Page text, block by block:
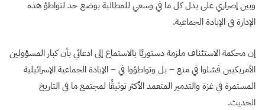
وبين إصراري على بذل كل ما في وسعي للمطالبة بوضع حد لتواطؤ هذه
الإدارة في الإبادة الجماعية.
إن محكمة الاستئناف ملزمة دستوريًا بالاستماع إلى ادعائي بأن كبار المسؤولين
الأمريكيين فشلوا في منع – بل وتواطؤوا في – الإبادة الجماعية الإسرائيلية
المستمرة في غزة والتدمير المتعمد الأكثر توثيقًا لمجتمع ما في التاريخ
الحديث.